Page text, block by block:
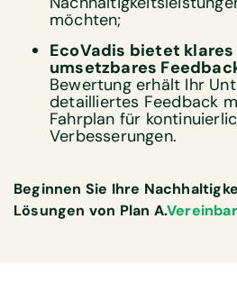
möchten;
EcoVadis bietet klares
umsetzbares
Bewertung erhält Ihr
detailliertes Feedback
Fahrplan für
Verbesserungen.
Beginnen Sie Ihre
Lösungen von Plan A.